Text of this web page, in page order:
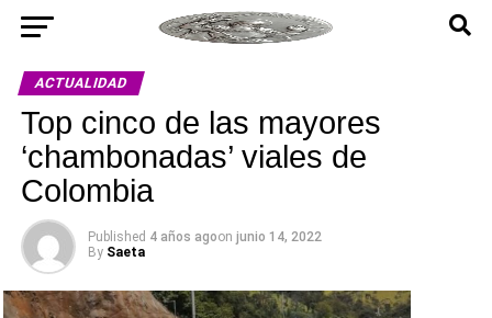
ACTUALIDAD
Top cinco de las mayores
‘chambonadas’ viales de
Colombia
Published 4 años agoon junio 14, 2022
By Saeta